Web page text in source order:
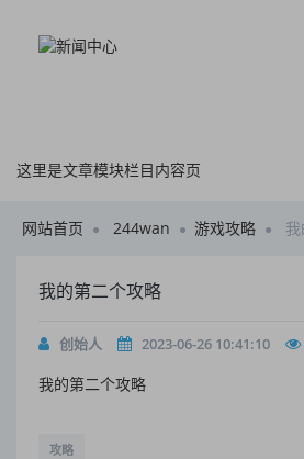
这里是文章模块栏目内容页
网站首页 244wan 游戏攻略
我的第二个攻略
创始人 2023-06-26 10:41:10
我的第二个攻略
攻略